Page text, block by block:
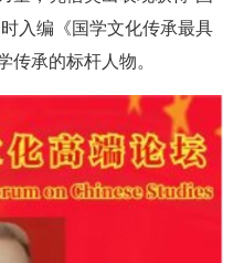
入编《国学文化传承最具
传承的标杆人物。